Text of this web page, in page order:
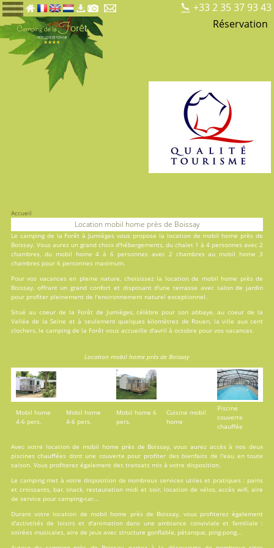
+33 2 35 37 93 43
Réservation
Accueil
Location mobil home près de Boissay
Le camping de la Forêt à Jumièges vous propose la location de mobil home près de
Boissay. Vous aurez un grand choix d'hébergements, duchalet 1 à 4 personnes avec 2
chambres, du mobil home 4 à 6 personnes avec 2 chambres au mobil home 3
chambres pour 6 personnes maximum.
Pour vos vacances en pleine nature, choisissez la location de mobil home près de
Boissay, offrant un grand confort et disposant d'une terrasse avec salon de jardin
pour profiter pleinement de l'environnement naturel exceptionnel.
Situé au coeur de la Forêt de Jumièges, célèbre pour son abbaye, au coeur de la
Vallée de la Seine et à seulement quelques kilomètres de Rouen, la ville aux cent
clochers, le camping de la Forêt vous accueille d'avril à octobre pour vos vacances.
Location mobil home près de Boissay
Mobil home
4-6 pers.
Mobil home
4-6 pers.
Mobil home 6
pers.
Cuisine mobil
home
Piscine
couverte
chauffée
Avec votre location de mobil home près de Boissay, vous aurez accès à nos deux
piscineschauffées dont une couverte pour profiter des bienfaits de l'eau en toute
saison. Vous profiterez également des transats mis à votre disposition.
Le camping met à votre disposition de nombreux servicesutiles et pratiques : pains
et croissants, bar, snack, restauration midi et soir, location de vélos, accès wifi, aire
de service pour camping-car...
Durant votre location de mobil home près de Boissay, vous profiterez également
d'activtitésde loisirs et d'animation dans une ambiance conviviale et familiale :
soirées musicales, aire de jeux avec structure gonflable, pétanque, ping-pong...